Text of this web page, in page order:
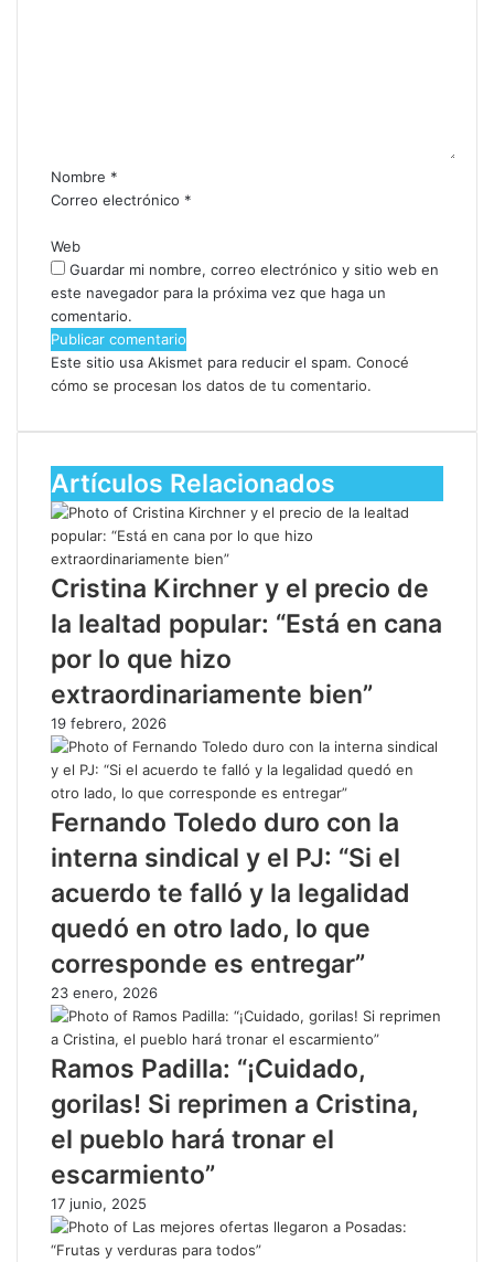
Nombre *
Correo electrónico *
Web
Guardar mi nombre, correo electrónico y sitio web en
este navegador para la próxima vez que haga un
comentario.
Este sitio usa Akismet para reducir el spam. Conocé
cómo se procesan los datos de tu comentario.
Artículos Relacionados
Cristina Kirchner y el precio de
la lealtad popular: “Está en cana
por lo que hizo
extraordinariamente bien”
19 febrero, 2026
Fernando Toledo duro con la
interna sindical y el PJ: “Si el
acuerdo te falló y la legalidad
quedó en otro lado, lo que
corresponde es entregar”
23 enero, 2026
Ramos Padilla: “¡Cuidado,
gorilas! Si reprimen a Cristina,
el pueblo hará tronar el
escarmiento”
17 junio, 2025